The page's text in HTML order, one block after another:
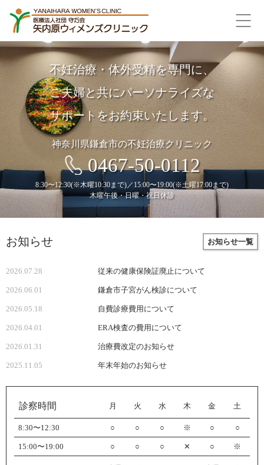
不妊治療・体外受精を専門に、
ご夫婦と共にパーソナライズな
サポートをお約束いたします。
神奈川県鎌倉市の不妊治療クリニック
0467-50-0112
8:30〜12:30(※木曜10:30まで)／15:00〜19:00(※土曜17:00まで)
木曜午後・日曜・祝日休診
お知らせ お知らせ一覧
2026.07.28 従来の健康保険証廃止について
2026.06.01 鎌倉市子宮がん検診について
2026.05.18 自費診療費用について
2026.04.01 ERA検査の費用について
2026.01.31 治療費改定のお知らせ
2025.11.05 年末年始のお知らせ
診察時間 月 火 水 木 金 土
8:30〜12:30 ○ ○ ○ ※ ○ ○
15:00〜19:00 ○ ○ ○ ✕ ○ ※